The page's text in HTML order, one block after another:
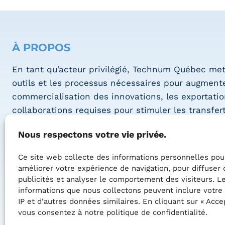
Nous respectons votre vie privée.
Ce site web collecte des informations personnelles
améliorer votre expérience de navigation, pour diffuser
publicités et analyser le comportement des visiteurs.
informations que nous collectons peuvent inclure votre
IP et d'autres données similaires. En cliquant sur «
vous consentez à notre politique de confidentialité.
À PROPOS
En tant qu’acteur privilégié, Technum Québec
outils et les processus nécessaires pour
commercialisation des innovations, les
collaborations requises pour stimuler les
technologiques entre les divers acteurs
des systèmes électroniques intelligents.
La zone est le catalyseur des interactions
dynamiser la création de nouveautés
les secteurs de l’économie québécoise et
de la croissance de jeunes entreprises.